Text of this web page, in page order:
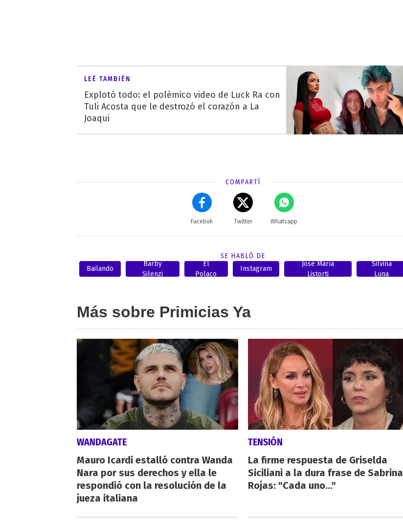
LEÉ TAMBIÉN
Explotó todo: el polémico video de Luck Ra con
Tuli Acosta que le destrozó el corazón a La
Joaqui
COMPARTÍ
Facebok Twitter Whatsapp
SE HABLÓ DE
Bailando
Barby
Silenzi
El
Polaco
Instagram
Jose María
Listorti
Silvina
Luna
Más sobre Primicias Ya
WANDAGATE
Mauro Icardi estalló contra Wanda
Nara por sus derechos y ella le
respondió con la resolución de la
jueza italiana
TENSIÓN
La firme respuesta de Griselda
Siciliani a la dura frase de Sabrina
Rojas: "Cada uno..."